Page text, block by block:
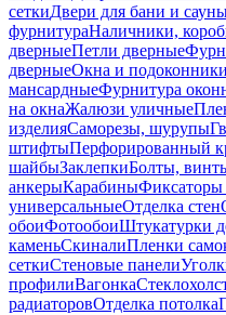
сеткиДвери для бани и
фурнитураНаличники,
дверныеПетли дверные
дверныеОкна и подоконники
мансардныеФурнитура
на окнаЖалюзи уличные
изделияСаморезы, шурупы
штифтыПерфорированный
шайбыЗаклепкиБолты,
анкерыКарабиныФиксаторы
универсальныеОтделка стен
обоиФотообоиШтукатурки
каменьСкиналиПленки
сеткиСтеновые панели
профилиВагонка
радиаторовОтделка потолка